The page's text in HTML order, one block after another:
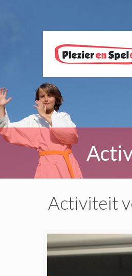
Activiteit